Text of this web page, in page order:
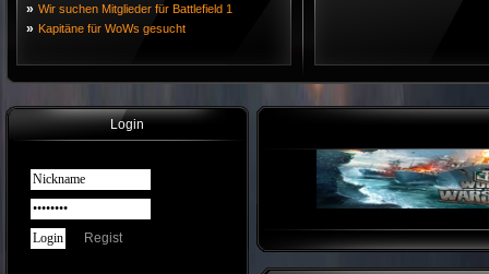
» Wir suchen Mitglieder für Battlefield 1
» Kapitäne für WoWs gesucht
Login
Regist